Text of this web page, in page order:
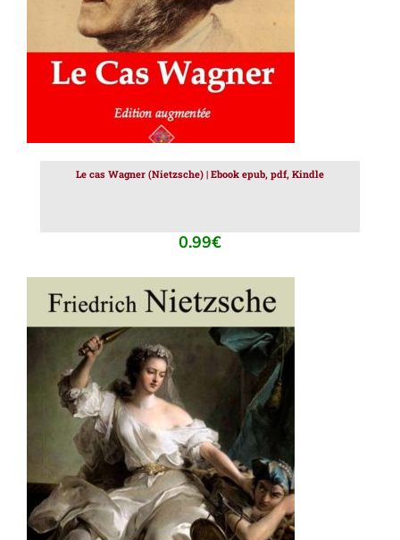
Le cas Wagner (Nietzsche) | Ebook epub, pdf, Kindle
0.99€
AJOUTER AU PANIER / DÉTAILS